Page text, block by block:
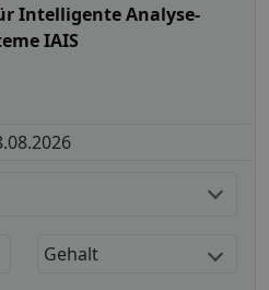
Intelligente Analyse-
IAIS
Gehalt